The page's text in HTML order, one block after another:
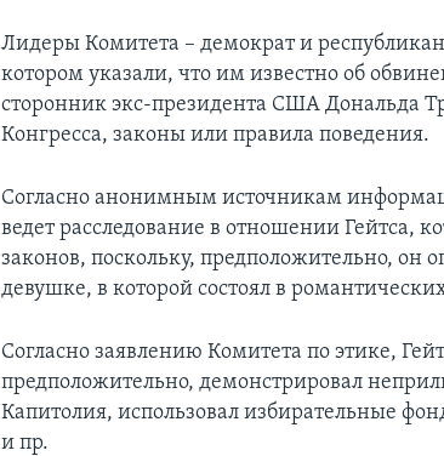
Лидеры Комитета – демократ и
котором указали, что им известно об
сторонник экс-президента США Дональда
Конгресса, законы или правила поведения.
Согласно анонимным источникам
ведет расследование в отношении Гейтса,
законов, поскольку, предположительно, он
девушке, в которой состоял в
Согласно заявлению Комитета по этике,
предположительно, демонстрировал
Капитолия, использовал избирательные
и пр.